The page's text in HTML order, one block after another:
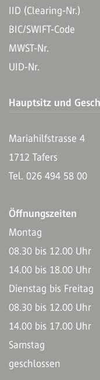
IID (Clearing-Nr.)
BIC/SWIFT-Code
MWST-Nr.
UID-Nr.
Hauptsitz und
Mariahilfstrasse 4
1712 Tafers
Tel. 026 494 58 00
Öffnungszeiten
Montag
08.30 bis 12.00 Uhr
14.00 bis 18.00 Uhr
Dienstag bis Freitag
08.30 bis 12.00 Uhr
14.00 bis 17.00 Uhr
Samstag
geschlossen